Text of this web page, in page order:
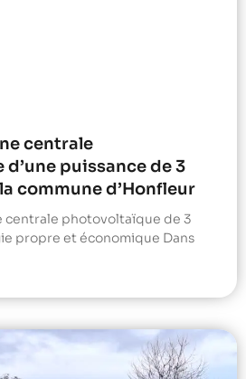
centrale
puissance de 3
commune d’Honfleur
centrale photovoltaïque de 3
propre et économique Dans